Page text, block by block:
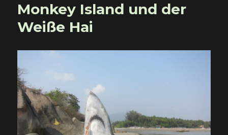
Monkey Island und der
Weiße Hai